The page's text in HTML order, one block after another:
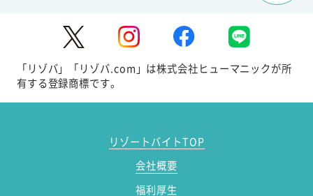
「リゾバ」「リゾバ.com」は株式会社ヒューマニックが所
有する登録商標です。
リゾートバイトTOP
会社概要
福利厚生